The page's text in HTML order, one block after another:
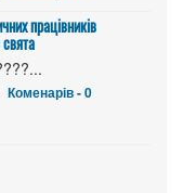
працівників
Коменарів - 0